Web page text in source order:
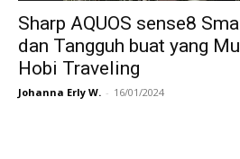
Sharp AQUOS sense8
dan Tangguh buat yang
Hobi Traveling
Johanna Erly W. - 16/01/2024